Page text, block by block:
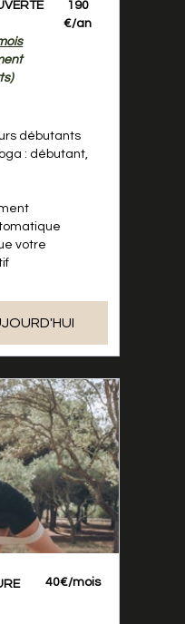
190
€/an
débutants
: débutant,
votre
40€/mois